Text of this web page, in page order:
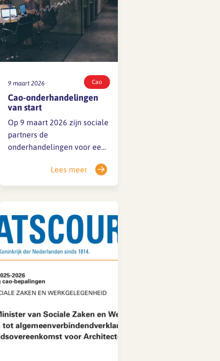
9 maart 2026 Cao
Cao-onderhandelingen
van start
Op 9 maart 2026 zijn sociale
partners de
onderhandelingen voor een
huidige cao loopt nog tot 1
juli 2026, maar sociale
mogelijk nieuwe collectieve
afspraken maken, zodat
zowel werkgevers als
werknemers weten waar ze
Lees meer